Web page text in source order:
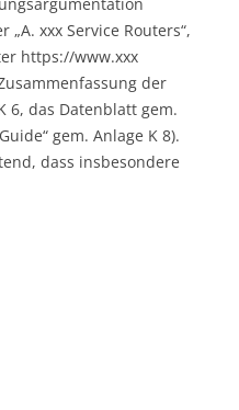
xxx Service Routers“,
https://www.xxx
der
6, das Datenblatt gem.
gem. Anlage K 8).
dass insbesondere